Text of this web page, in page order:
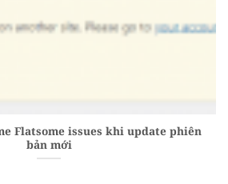
Flatsome issues khi update phiên
bản mới